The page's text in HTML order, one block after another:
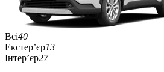
Всі40
Екстер’єр13
Інтер’єр27